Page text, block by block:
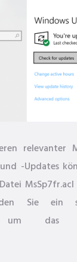
relevanter
-Updates
MsSp7fr.acl
Sie ein
um das